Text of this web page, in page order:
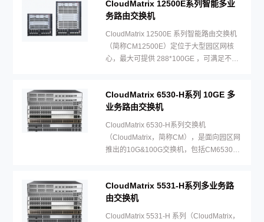
CloudMatrix 12500E系列智能多业
务路由交换机
CloudMatrix 12500E 系列智能路由交换机
（简称CM12500E）定位于大型园区网核
心，最大可提供 288*100GE ，可满足不同
CloudMatrix 6530-H系列 10GE 多
业务路由交换机
CloudMatrix 6530-H系列交换机
（CloudMatrix，简称CM），是面向园区网
推出的10G&100G交换机，包括CM6530-
CloudMatrix 5531-H系列多业务路
由交换机
CloudMatrix 5531-H 系列（CloudMatrix，